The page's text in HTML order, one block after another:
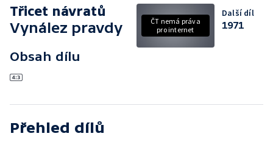
Třicet návratů
Vynález pravdy
Obsah dílu
ČT nemá práva
pro internet
Další díl
1971
Přehled dílů